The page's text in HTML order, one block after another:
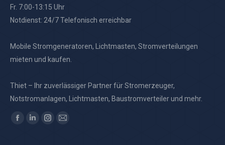
Fr. 7:00-13:15 Uhr
Notdienst: 24/7 Telefonisch erreichbar
Mobile Stromgeneratoren, Lichtmasten, Stromverteilungen
mieten und kaufen.
Thiet – Ihr zuverlässiger Partner für Stromerzeuger,
Notstromanlagen, Lichtmasten, Baustromverteiler und mehr.
Finden Sie uns auf:
Facebook
LinkedinInstagram
E-